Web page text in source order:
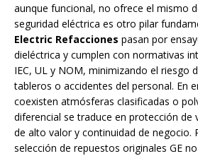
aunque funcional, no ofrece el mismo
seguridad eléctrica es otro pilar
Electric Refacciones pasan por
dieléctrica y cumplen con normativas
IEC, UL y NOM, minimizando el riesgo
tableros o accidentes del personal. En
coexisten atmósferas clasificadas o
diferencial se traduce en protección de
de alto valor y continuidad de negocio.
selección de repuestos originales GE